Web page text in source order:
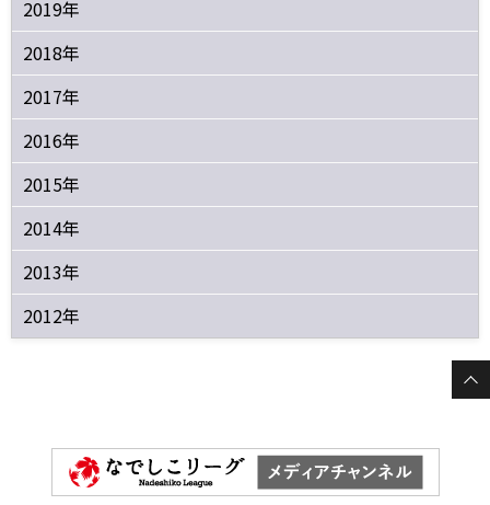
2019年
2018年
2017年
2016年
2015年
2014年
2013年
2012年